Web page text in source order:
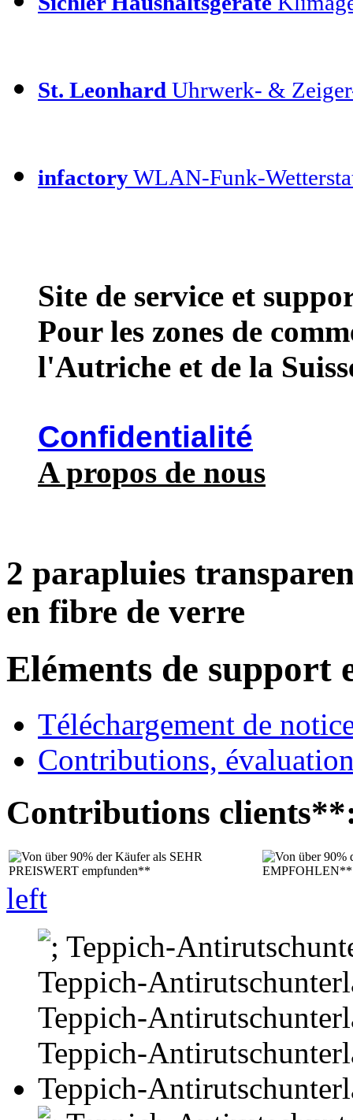
St. Leonhard Uhrwerk- &
infactoryWLAN-Funk-
Site de service et
Pour les zones de
l'Autriche et de la
Confidentialité
A propos de nous
2 parapluies
en fibre de verre
Eléments de support
Téléchargement de
Contributions,
Contributions
left